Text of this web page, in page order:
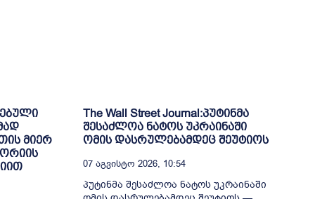
მიერ
The Wall Street Journal:პუტინმა
შესაძლოა ნატოს უკრაინაში
ომის დასრულებამდეც შეუტიოს
07 Აგვისტო 2026, 10:54
პუტინმა შესაძლოა ნატოს უკრაინაში